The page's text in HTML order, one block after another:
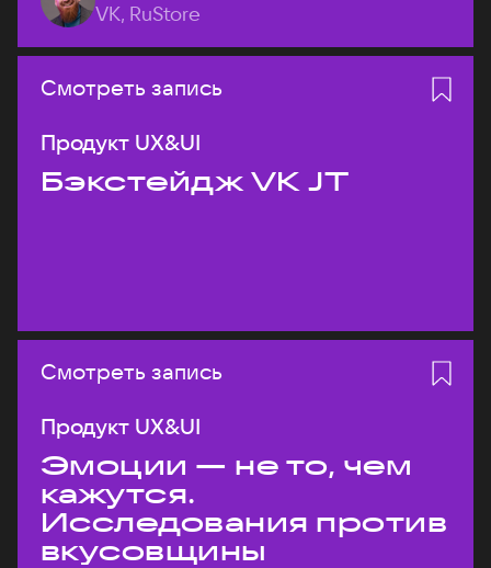
VK, RuStore
Смотреть запись
Продукт UX&UI
Бэкстейдж VK JT
Смотреть запись
Продукт UX&UI
Эмоции — не то, чем
кажутся.
Исследования против
вкусовщины